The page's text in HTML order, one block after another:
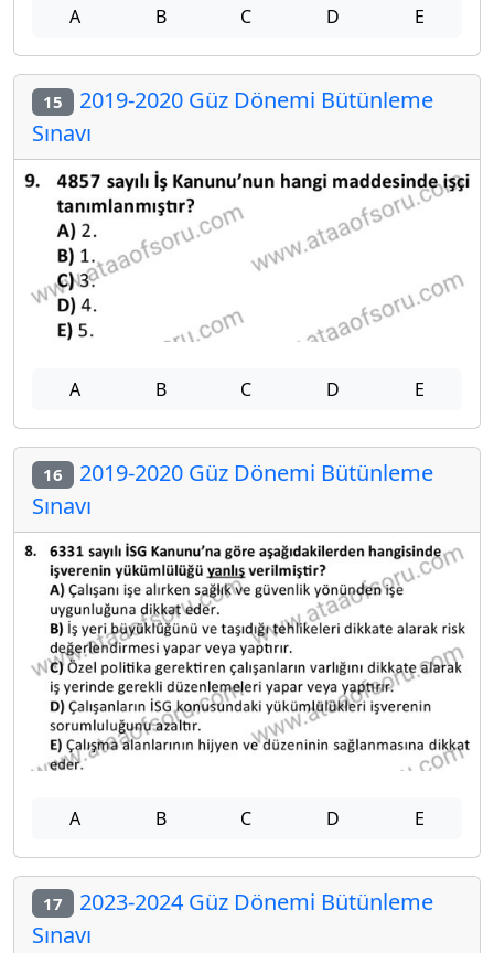
A B C D E
15 2019-2020 Güz Dönemi Bütünleme
Sınavı
A B C D E
16 2019-2020 Güz Dönemi Bütünleme
Sınavı
A B C D E
17 2023-2024 Güz Dönemi Bütünleme
Sınavı